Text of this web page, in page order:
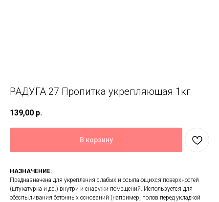
РАДУГА 27 Пропитка укрепляющая 1кг
139,00 р.
В корзину
НАЗНАЧЕНИЕ:
Предназначена для укрепления слабых и осыпающихся поверхностей
(штукатурка и др.) внутри и снаружи помещений. Используется для
обеспыливания бетонных оснований (например, полов перед укладкой